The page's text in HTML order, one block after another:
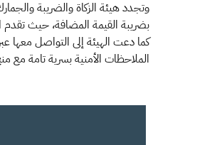
بضريبة القيمة المضافة، حيث تقدم الهيئة مكافآتٍ تشجيعية
الملاحظات الأمنية بسرية تامة مع